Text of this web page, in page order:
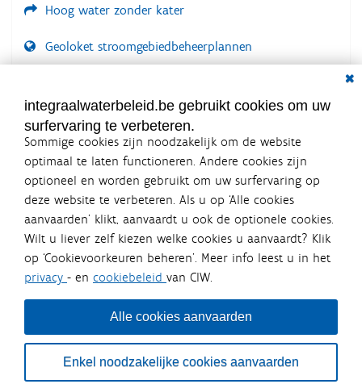
Hoog water zonder kater
Geoloket stroomgebiedbeheerplannen
LOGIN VEREIST
integraalwaterbeleid.be gebruikt cookies om uw
surfervaring te verbeteren.
Sommige cookies zijn noodzakelijk om de website
optimaal te laten functioneren. Andere cookies zijn
optioneel en worden gebruikt om uw surfervaring op
deze website te verbeteren. Als u op ‘Alle cookies
aanvaarden’ klikt, aanvaardt u ook de optionele cookies.
Wilt u liever zelf kiezen welke cookies u aanvaardt? Klik
op ‘Cookievoorkeuren beheren’. Meer info leest u in het
privacy - en cookiebeleid van CIW.
Alle cookies aanvaarden
Enkel noodzakelijke cookies aanvaarden
Integraalwaterbeleid.be is een
officiële website van de Vlaamse
overheid
uitgegeven door Coördinatiecommissie Integraal
Waterbeleid
De Coördinatiecommissie Integraal Waterbeleid (CIW) is een
bestuursniveaus die bij het waterbeleid betrokken zijn. Ook
waterbedrijven nemen deel aan het overleg. Deze
samenwerking zorgt voor een gecoördineerde en
geïntegreerde aanpak van het waterbeleid en waterbeheer
in Vlaanderen.